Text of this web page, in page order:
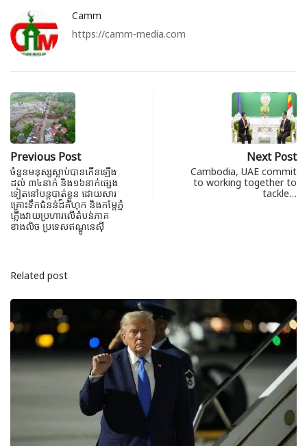
Camm
https://camm-media.com
Previous Post
ចំនួនមនុស្សស្លាប់បានកើនឡើង
ដល់ ៣៤នាក់ និង១៦នាក់ផ្សេង
ទៀតនៅបន្តបាត់​ខ្លួន ដោយសារ​
គ្រោះ​ទឹកជំនន់​ដ៏គំហុក និងកម្អែភ្នំ
ភ្លើងវាយប្រហារលើតំបន់​ភាគ
ខាងលិច ប្រទេសឥណ្ឌូនេស៊ី
Next Post
Cambodia, UAE commit
to working together to
tackle…
Related post